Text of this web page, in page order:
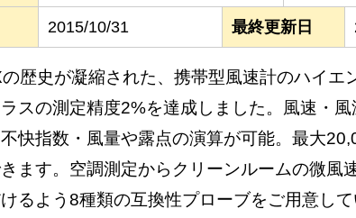
2015/10/31 最終更新日
歴史が凝縮された、携帯型風速計のハイエ
スの測定精度2%を達成しました。風速・
快指数・風量や露点の演算が可能。最大
ます。空調測定からクリーンルームの微風
るよう8種類の互換性プローブをご用意し